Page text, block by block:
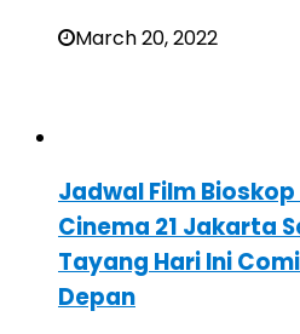
March 20, 2022
Jadwal Film
Cinema 21 Jakarta
Tayang Hari Ini
Depan